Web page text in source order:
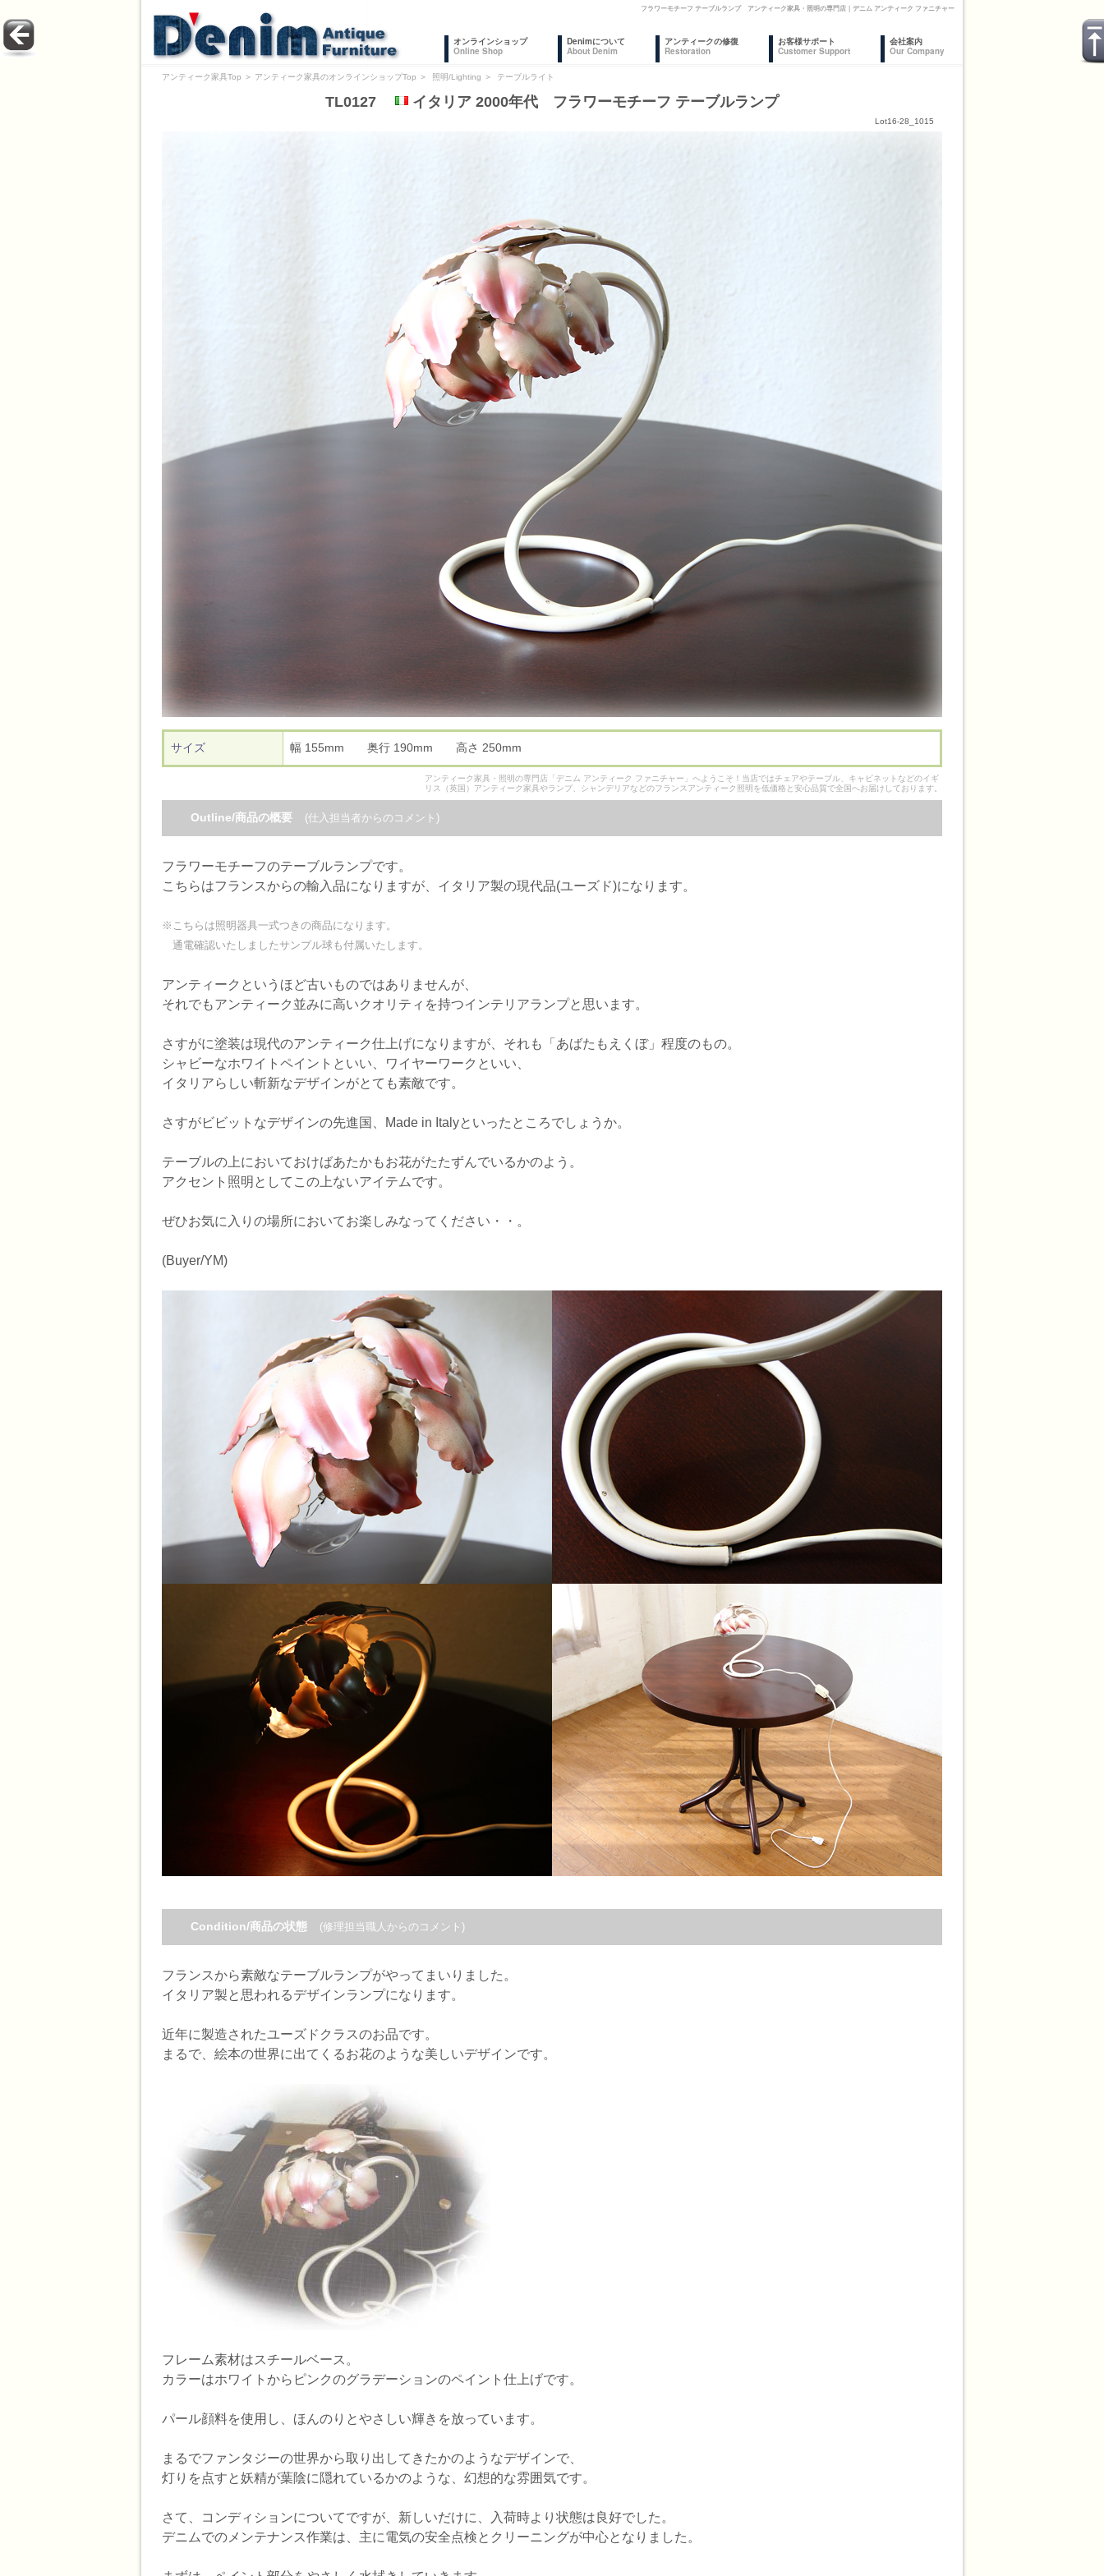
フラワーモチーフ テーブルランプ アンティーク家具・照明の専門店｜デニム アンティーク ファニチャー
オンラインショップ
Online Shop
Denimについて
About Denim
アンティークの修復
Restoration
お客様サポート
Customer Support
会社案内
Our Company
アンティーク家具Top ＞ アンティーク家具のオンラインショップTop ＞ 照明/Lighting ＞ テーブルライト
TL0127 イタリア 2000年代 フラワーモチーフ テーブルランプ
Lot16-28_1015
サイズ 幅 155mm 奥行 190mm 高さ 250mm
アンティーク家具・照明の専門店「デニム アンティーク ファニチャー」へようこそ！当店ではチェアやテーブル、キャビネットなどのイギ
リス（英国）アンティーク家具やランプ、シャンデリアなどのフランスアンティーク照明を低価格と安心品質で全国へお届けしております。
Outline/商品の概要 (仕入担当者からのコメント)
フラワーモチーフのテーブルランプです。
こちらはフランスからの輸入品になりますが、イタリア製の現代品(ユーズド)になります。
※こちらは照明器具一式つきの商品になります。
通電確認いたしましたサンプル球も付属いたします。
アンティークというほど古いものではありませんが、
それでもアンティーク並みに高いクオリティを持つインテリアランプと思います。
さすがに塗装は現代のアンティーク仕上げになりますが、それも「あばたもえくぼ」程度のもの。
シャビーなホワイトペイントといい、ワイヤーワークといい、
イタリアらしい斬新なデザインがとても素敵です。
さすがビビットなデザインの先進国、Made in Italyといったところでしょうか。
テーブルの上においておけばあたかもお花がたたずんでいるかのよう。
アクセント照明としてこの上ないアイテムです。
ぜひお気に入りの場所においてお楽しみなってください・・。
(Buyer/YM)
Condition/商品の状態 (修理担当職人からのコメント)
フランスから素敵なテーブルランプがやってまいりました。
イタリア製と思われるデザインランプになります。
近年に製造されたユーズドクラスのお品です。
まるで、絵本の世界に出てくるお花のような美しいデザインです。
フレーム素材はスチールベース。
カラーはホワイトからピンクのグラデーションのペイント仕上げです。
パール顔料を使用し、ほんのりとやさしい輝きを放っています。
まるでファンタジーの世界から取り出してきたかのようなデザインで、
灯りを点すと妖精が葉陰に隠れているかのような、幻想的な雰囲気です。
さて、コンディションについてですが、新しいだけに、入荷時より状態は良好でした。
デニムでのメンテナンス作業は、主に電気の安全点検とクリーニングが中心となりました。